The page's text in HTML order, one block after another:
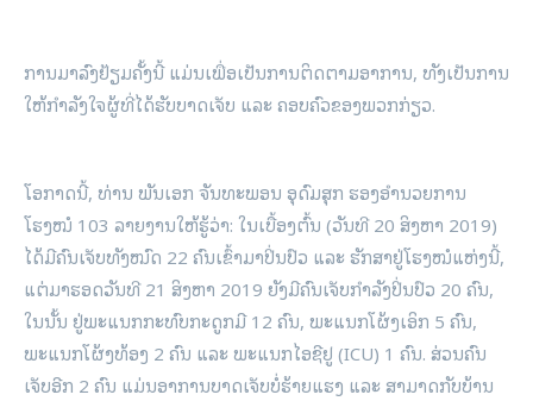
ການມາລົງຢ້ຽມຄັ້ງນີ້ ແມ່ນເພື່ອເປັນການຕິດຕາມອາການ, ທັງເປັນການ
ໃຫ້ກຳລັງໃຈຜູ້ທີ່ໄດ້ຮັບບາດເຈັບ ແລະ ຄອບຄົວຂອງພວກກ່ຽວ.
ໂອກາດນີ້, ທ່ານ ພັນເອກ ຈັນທະພອນ ອຸດົມສຸກ ຮອງອຳນວຍການ
ໂຮງໝໍ 103 ລາຍງານໃຫ້ຮູ້ວ່າ: ໃນເບື້ອງຕົ້ນ (ວັນທີ 20 ສິງຫາ 2019)
ໄດ້ມີຄົນເຈັບທັງໝົດ 22 ຄົນເຂົ້າມາປິ່ນປົວ ແລະ ຮັກສາຢູ່ໂຮງໝໍແຫ່ງນີ້,
ແຕ່ມາຮອດວັນທີ 21 ສິງຫາ 2019 ຍັງມີຄົນເຈັບກຳລັງປິ່ນປົວ 20 ຄົນ,
ໃນນັ້ນ ຢູ່ພະແນກກະທົບກະດູກມີ 12​ ຄົນ, ພະແນກໂຜ້ງເອິກ​ 5 ຄົນ,
ພະແນກໂຜ້ງທ້ອງ 2 ຄົນ ແລະ ພະແນກໄອຊີຢູ (ICU) 1 ຄົນ. ສ່ວນຄົນ
ເຈັບອີກ 2 ຄົນ ແມ່ນອາການບາດເຈັບບໍ່ຮ້າຍແຮງ ແລະ ສາມາດກັບບ້ານ